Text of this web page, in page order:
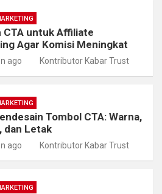
CTA untuk Affiliate
Agar Komisi Meningkat
ago Kontributor Kabar Trust
Tombol CTA: Warna,
dan Letak
ago Kontributor Kabar Trust